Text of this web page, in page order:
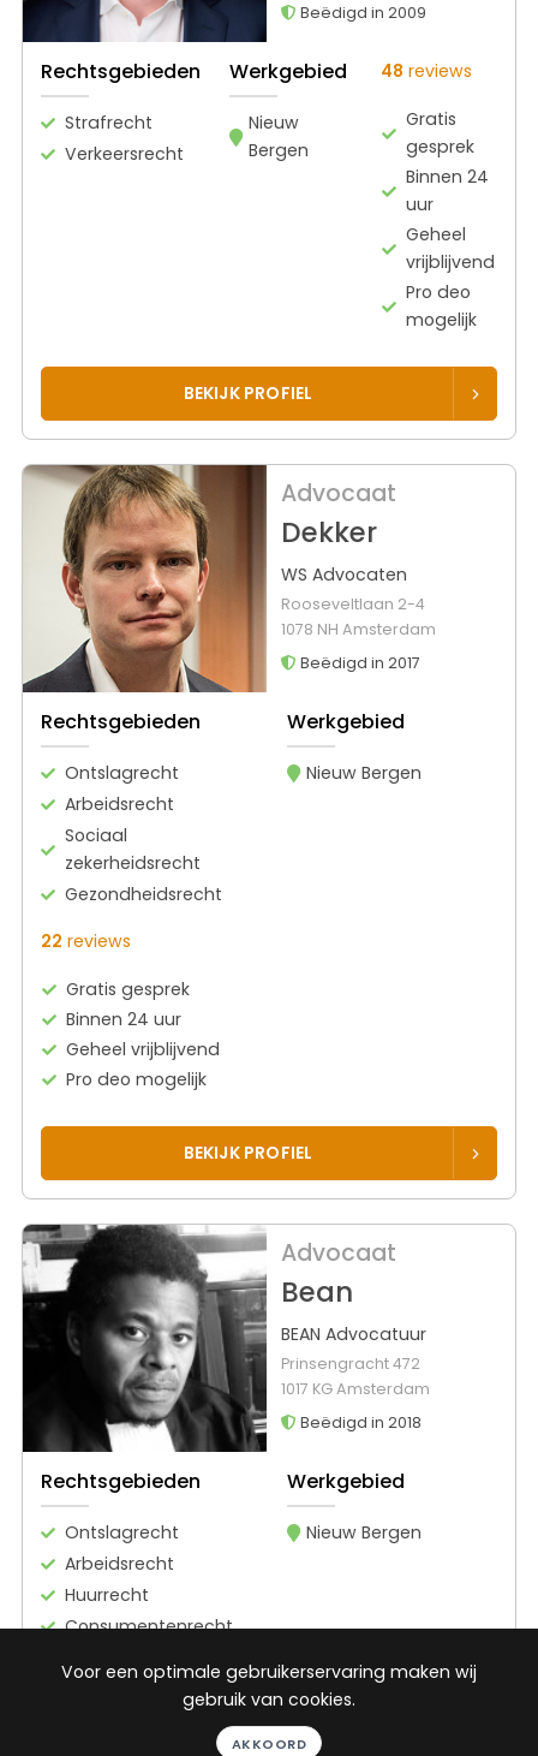
Beëdigd in 2009
Rechtsgebieden
Strafrecht
Verkeersrecht
Werkgebied
Nieuw
Bergen
48 reviews
Gratis
gesprek
Binnen 24
uur
Geheel
vrijblijvend
Pro deo
mogelijk
BEKIJK PROFIEL
Advocaat
Dekker
WS Advocaten
Rooseveltlaan 2-4
1078 NH Amsterdam
Beëdigd in 2017
Rechtsgebieden
Ontslagrecht
Arbeidsrecht
Sociaal
zekerheidsrecht
Gezondheidsrecht
Werkgebied
Nieuw Bergen
22 reviews
Gratis gesprek
Binnen 24 uur
Geheel vrijblijvend
Pro deo mogelijk
BEKIJK PROFIEL
Advocaat
Bean
BEAN Advocatuur
Prinsengracht 472
1017 KG Amsterdam
Beëdigd in 2018
Rechtsgebieden
Ontslagrecht
Arbeidsrecht
Huurrecht
Consumentenrecht
Werkgebied
Nieuw Bergen
Voor een optimale gebruikerservaring maken wij
gebruik van cookies.
AKKOORD